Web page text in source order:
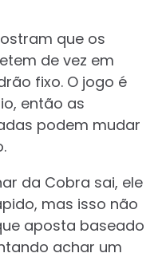
que os
de vez em
fixo. O jogo é
então as
podem mudar
da Cobra sai, ele
mas isso não
aposta baseado
achar um